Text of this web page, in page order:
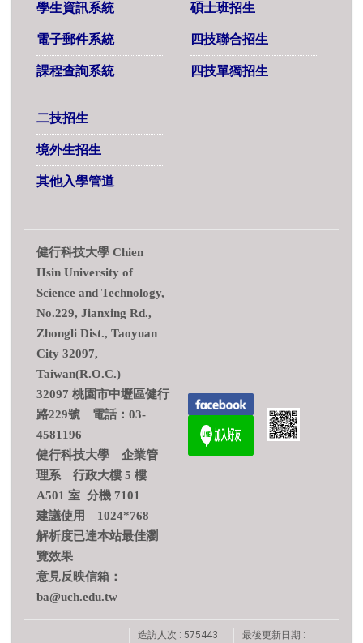
學生資訊系統
電子郵件系統
課程查詢系統
碩士班招生
四技聯合招生
四技單獨招生
二技招生
境外生招生
其他入學管道
健行科技大學 Chien
Hsin University of
Science and Technology,
No.229, Jianxing Rd.,
Zhongli Dist., Taoyuan
City 32097,
Taiwan(R.O.C.)
32097 桃園市中壢區健行
路229號 電話：03-
4581196
健行科技大學 企業管
理系 行政大樓 5 樓
A501 室 分機 7101
建議使用 1024*768
解析度已達本站最佳瀏
覽效果
意見反映信箱：
ba@uch.edu.tw
造訪人次 : 575443 最後更新日期 :